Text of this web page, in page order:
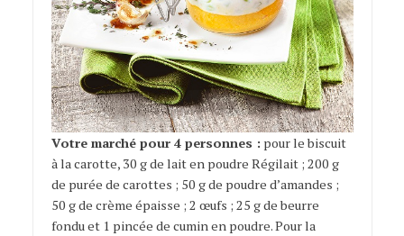
Votre marché pour 4 personnes : pour le biscuit
à la carotte, 30 g de lait en poudre Régilait ; 200 g
de purée de carottes ; 50 g de poudre d’amandes ;
50 g de crème épaisse ; 2 œufs ; 25 g de beurre
fondu et 1 pincée de cumin en poudre. Pour la